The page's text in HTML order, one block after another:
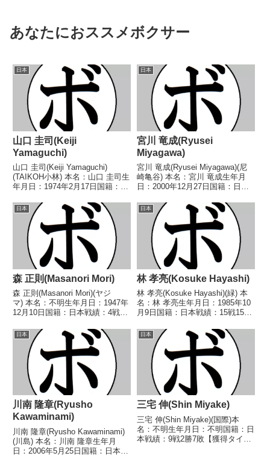
あなたにおススメボクサー
日本
山口 圭司(Keiji
Yamaguchi)
山口 圭司(Keiji Yamaguchi)
(TAIKOH小林) 本名：山口 圭司生
年月日：1974年2月17日国籍：日
分 【獲得タイトル】1991年度高
校選抜ライトフライ級優勝(アマ
チュア)1991年...
日本
宮川 竜成(Ryusei
Miyagawa)
宮川 竜成(Ryusei Miyagawa)(尼
崎亀谷) 本名：宮川 竜成生年月
日：2000年12月27日国籍：日本
ル】2023年度西日本スーパーラ
イト級新人王 【戦歴】
2023/04/01 ○1RKO...
日本
森 正則(Masanori Mori)
森 正則(Masanori Mori)(ヤジ
マ) 本名：不明生年月日：1947年
12月10日国籍：日本戦績：4戦4
歴】1969/11/16 ●4R判定 (採点
不明) 松尾 修(協
栄)1970/01/15 ●4R...
日本
林 孝亮(Kosuke Hayashi)
林 孝亮(Kosuke Hayashi)(緑) 本
名：林 孝亮生年月日：1985年10
月9日国籍：日本戦績：15戦15勝
度全日本バンタム級新人王 【戦
歴】2005/02/13 ○3RTKO 今田
直之(...
日本
川南 隆章(Ryusho
Kawaminami)
川南 隆章(Ryusho Kawaminami)
(川島) 本名：川南 隆章生年月
日：2006年5月25日国籍：日本戦
日本
三宅 伸(Shin Miyake)
三宅 伸(Shin Miyake)(国際)本
名：不明生年月日：不明国籍：日
本戦績：9戦2勝7敗【獲得タイト